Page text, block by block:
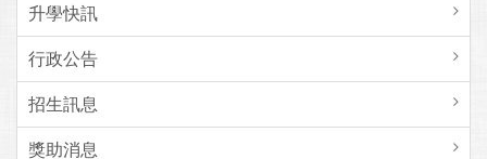
升學快訊
行政公告
招生訊息
獎助消息